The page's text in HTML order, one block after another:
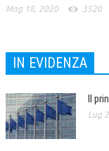
Mag 18, 2020 3520
IN EVIDENZA
Il
Lug